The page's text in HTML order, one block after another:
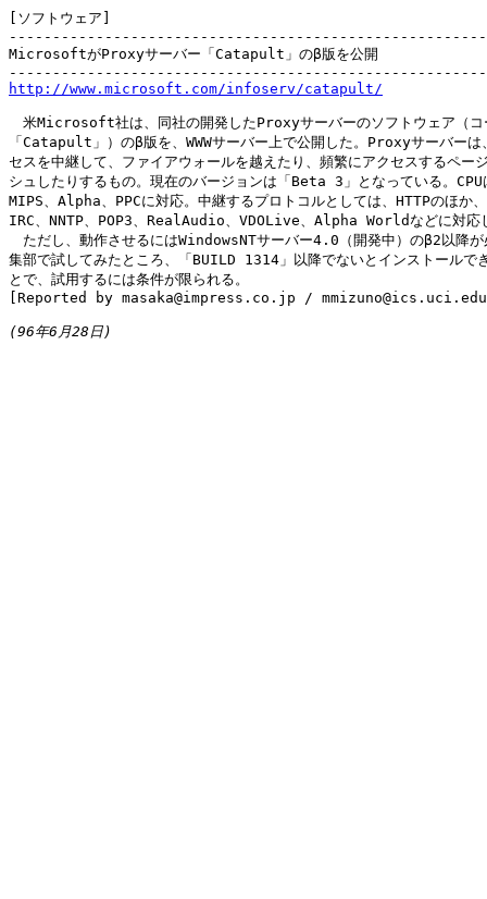
[ソフトウェア]
MicrosoftがProxyサーバー「Catapult」のβ版を公開
http://www.microsoft.com/infoserv/catapult/
米Microsoft社は、同社の開発したProxyサーバーのソフトウェア（コ
「Catapult」）のβ版を、WWWサーバー上で公開した。Proxyサーバーは
セスを中継して、ファイアウォールを越えたり、頻繁にアクセスするペー
シュしたりするもの。現在のバージョンは「Beta 3」となっている。
MIPS、Alpha、PPCに対応。中継するプロトコルとしては、HTTPのほか
IRC、NNTP、POP3、RealAudio、VDOLive、Alpha Worldなどに対応
ただし、動作させるにはWindowsNTサーバー4.0（開発中）のβ2以降が
集部で試してみたところ、「BUILD 1314」以降でないとインストールで
とで、試用するには条件が限られる。
[Reported by masaka@impress.co.jp /
(96年6月28日)